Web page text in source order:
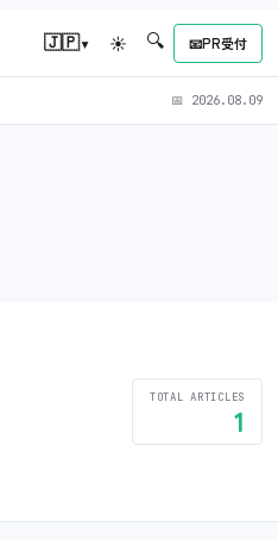
🇯🇵▾ ☀ 🔍 📧PR受付
📅 2026.08.09
TOTAL ARTICLES
1